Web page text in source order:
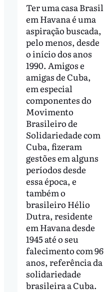
Ter uma casa Brasil
em Havana é uma
aspiração buscada,
pelo menos, desde
o início dos anos
1990. Amigos e
amigas de Cuba,
em especial
componentes do
Movimento
Brasileiro de
Solidariedade com
Cuba, fizeram
gestões em alguns
períodos desde
essa época, e
também o
brasileiro Hélio
Dutra, residente
em Havana desde
1945 até o seu
falecimento com 96
anos, referência da
solidariedade
brasileira a Cuba.